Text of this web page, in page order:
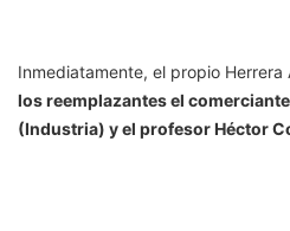
Inmediatamente, el propio Herrera
los reemplazantes el
(Industria) y el profesor Héctor